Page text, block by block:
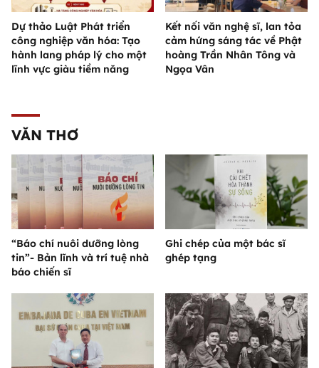
Dự thảo Luật Phát triển
công nghiệp văn hóa: Tạo
hành lang pháp lý cho một
lĩnh vực giàu tiềm năng
Kết nối văn nghệ sĩ, lan tỏa
cảm hứng sáng tác về Phật
hoàng Trần Nhân Tông và
Ngọa Vân
VĂN THƠ
“Báo chí nuôi dưỡng lòng
tin”- Bản lĩnh và trí tuệ nhà
báo chiến sĩ
Ghi chép của một bác sĩ
ghép tạng